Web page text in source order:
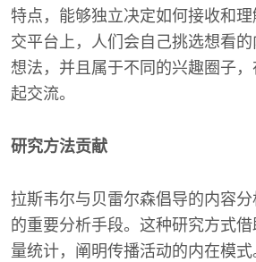
特点，能够独立决定如何接收和
交平台上，人们会自己挑选想看
想法，并且属于不同的兴趣圈子
起交流。
研究方法贡献
拉斯韦尔与贝雷尔森倡导的内容
的重要分析手段。这种研究方式
量统计，阐明传播活动的内在模